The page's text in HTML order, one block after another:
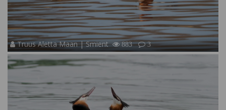
Truus Aletta Maan | Smient 883 3